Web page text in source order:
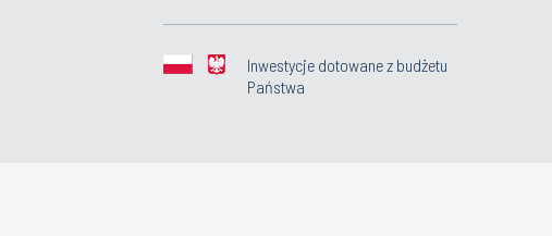
Inwestycje dotowane z budżetu
Państwa